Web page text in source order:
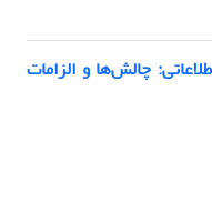
چالش‌ها و الزامات